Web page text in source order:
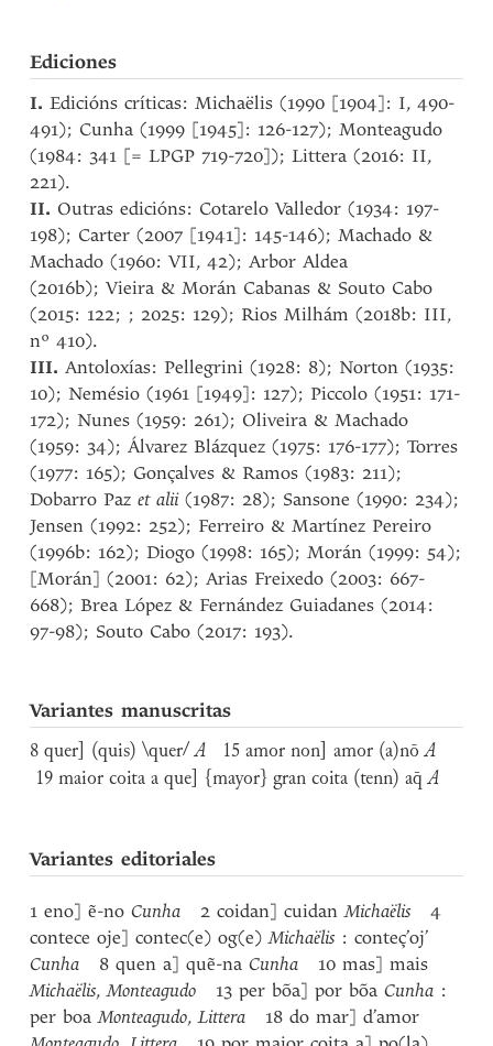
Ediciones
I. Edicións críticas: Michaëlis (1990 [1904]: I, 490-
491); Cunha (1999 [1945]: 126-127); Monteagudo
(1984: 341 [= LPGP 719-720]); Littera (2016: II,
221).
II. Outras edicións: Cotarelo Valledor (1934: 197-
198); Carter (2007 [1941]: 145-146); Machado &
Machado (1960: VII, 42); Arbor Aldea
(2016b); Vieira & Morán Cabanas & Souto Cabo
(2015: 122; ; 2025: 129); Rios Milhám (2018b: III,
nº 410).
III. Antoloxías: Pellegrini (1928: 8); Norton (1935:
10); Nemésio (1961 [1949]: 127); Piccolo (1951: 171-
172); Nunes (1959: 261); Oliveira & Machado
(1959: 34); Álvarez Blázquez (1975: 176-177); Torres
(1977: 165); Gonçalves & Ramos (1983: 211);
Dobarro Pazet alii(1987: 28); Sansone (1990: 234);
Jensen (1992: 252); Ferreiro & Martínez Pereiro
(1996b: 162); Diogo (1998: 165); Morán (1999: 54);
[Morán] (2001: 62); Arias Freixedo (2003: 667-
668); Brea López & Fernández Guiadanes (2014:
97-98); Souto Cabo (2017: 193).
Variantes manuscritas
8 quer] (quis) \quer/A 15 amor non] amor (a)nōA
19 maior coita a que] {mayor} gran coita (tenn) aq̄A
Variantes editoriales
1 eno] ẽ-noCunha 2 coidan] cuidanMichaëlis4
contece oje] contec(e) og(e)Michaëlis : conteç’oj’
Cunha 8 quen a] quẽ-naCunha 10 mas] mais
Michaëlis,Monteagudo 13 per bõa] por bõaCunha :
per boaMonteagudo,Littera 18 do mar] d’amor